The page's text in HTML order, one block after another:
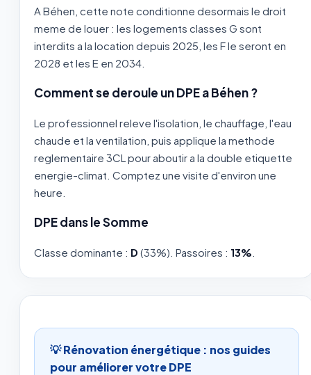
A Béhen, cette note conditionne desormais le droit
meme de louer : les logements classes G sont
interdits a la location depuis 2025, les F le seront en
2028 et les E en 2034.
Comment se deroule un DPE a Béhen ?
Le professionnel releve l'isolation, le chauffage, l'eau
chaude et la ventilation, puis applique la methode
reglementaire 3CL pour aboutir a la double etiquette
energie-climat. Comptez une visite d'environ une
heure.
DPE dans le Somme
Classe dominante : D (33%). Passoires : 13%
💡 Rénovation énergétique : nos guides
pour améliorer votre DPE